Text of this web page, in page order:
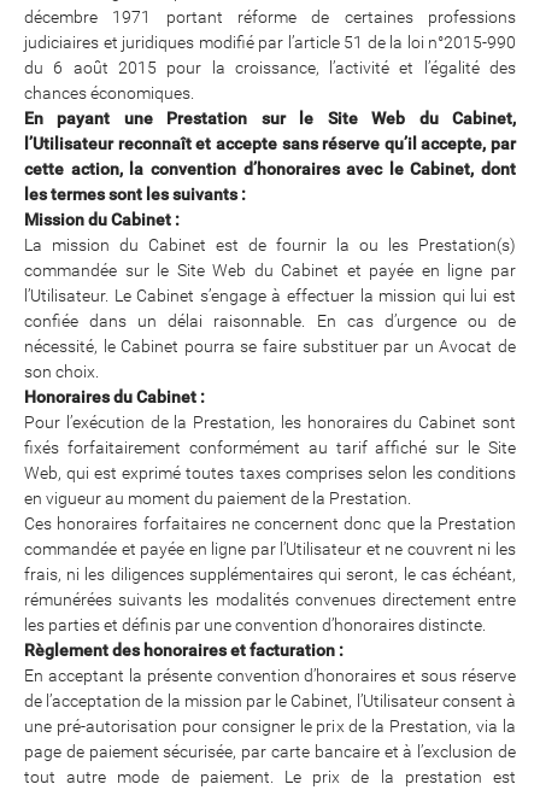
décembre 1971 portant réforme de certaines professions
judiciaires et juridiques modifié par l’article 51 de la loi n°2015-990
du 6 août 2015 pour la croissance, l’activité et l’égalité des
chances économiques.
En payant une Prestation sur le Site Web du Cabinet,
l’Utilisateur reconnaît et accepte sans réserve qu’il accepte, par
cette action, la convention d’honoraires avec le Cabinet, dont
les termes sont les suivants :
Mission du Cabinet :
La mission du Cabinet est de fournir la ou les Prestation(s)
commandée sur le Site Web du Cabinet et payée en ligne par
l’Utilisateur. Le Cabinet s’engage à effectuer la mission qui lui est
confiée dans un délai raisonnable. En cas d’urgence ou de
nécessité, le Cabinet pourra se faire substituer par un Avocat de
son choix.
Honoraires du Cabinet :
Pour l’exécution de la Prestation, les honoraires du Cabinet sont
fixés forfaitairement conformément au tarif affiché sur le Site
Web, qui est exprimé toutes taxes comprises selon les conditions
en vigueur au moment du paiement de la Prestation.
Ces honoraires forfaitaires ne concernent donc que la Prestation
commandée et payée en ligne par l’Utilisateur et ne couvrent ni les
frais, ni les diligences supplémentaires qui seront, le cas échéant,
rémunérées suivants les modalités convenues directement entre
les parties et définis par une convention d’honoraires distincte.
Règlement des honoraires et facturation :
En acceptant la présente convention d’honoraires et sous réserve
de l’acceptation de la mission par le Cabinet, l’Utilisateur consent à
une pré-autorisation pour consigner le prix de la Prestation, via la
page de paiement sécurisée, par carte bancaire et à l’exclusion de
tout autre mode de paiement. Le prix de la prestation est